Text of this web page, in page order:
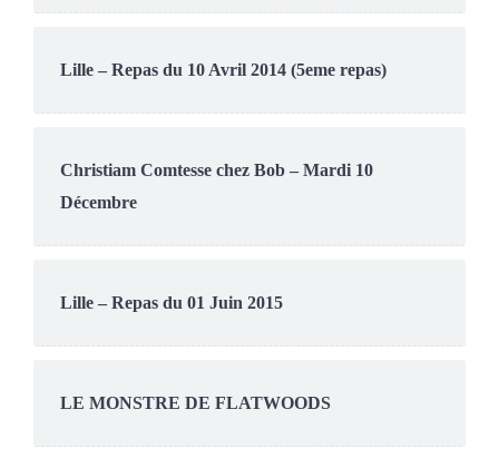
Lille – Repas du 10 Avril 2014 (5eme repas)
Christiam Comtesse chez Bob – Mardi 10
Décembre
Lille – Repas du 01 Juin 2015
LE MONSTRE DE FLATWOODS